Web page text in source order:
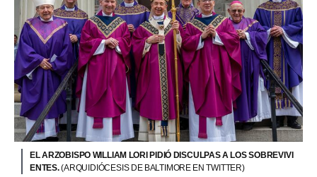
EL ARZOBISPO WILLIAM LORI PIDIÓ DISCULPAS A LOS SOBREVIVI
ENTES.(ARQUIDIÓCESIS DE BALTIMORE EN TWITTER)